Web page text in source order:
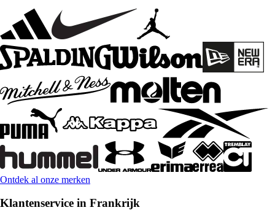
Ontdek al onze merken
Klantenservice in Frankrijk